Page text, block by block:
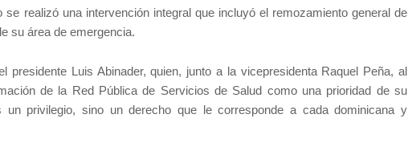
realizó una intervención integral que incluyó el remozamiento general de
su área de emergencia.
presidente Luis Abinader, quien, junto a la vicepresidenta Raquel Peña, al
de la Red Pública de Servicios de Salud como una prioridad de su
privilegio, sino un derecho que le corresponde a cada dominicana y